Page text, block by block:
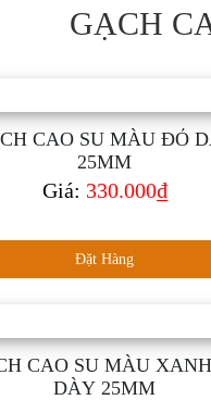
GẠCH
CAO SU MÀU ĐỎ
25MM
Giá: 330.000₫
Đặt Hàng
CAO SU MÀU
DÀY 25MM